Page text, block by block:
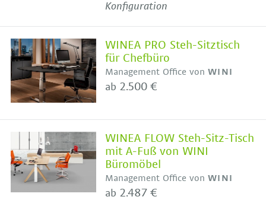
Konfiguration
WINEA PRO Steh-Sitztisch
für Chefbüro
Management Office von WINI
ab 2.500 €
WINEA FLOW Steh-Sitz-Tisch
mit A-Fuß von WINI
Büromöbel
Management Office von WINI
ab 2.487 €